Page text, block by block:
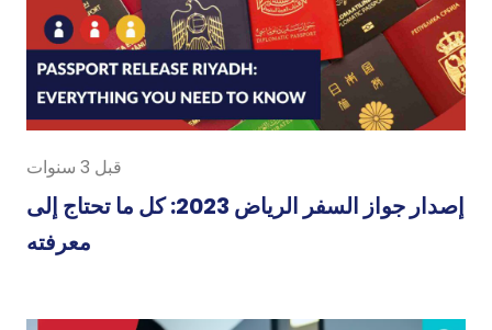
قبل 3 سنوات
إصدار جواز السفر الرياض 2023: كل ما تحتاج إلى
معرفته